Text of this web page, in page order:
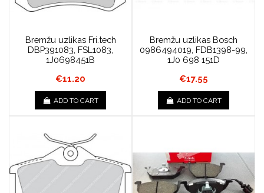
Bremžu uzlikas Fri.tech
DBP391083, FSL1083,
1J0698451B
€11.20
ADD TO CART
Bremžu uzlikas Bosch
0986494019, FDB1398-99,
1J0 698 151D
€17.55
ADD TO CART